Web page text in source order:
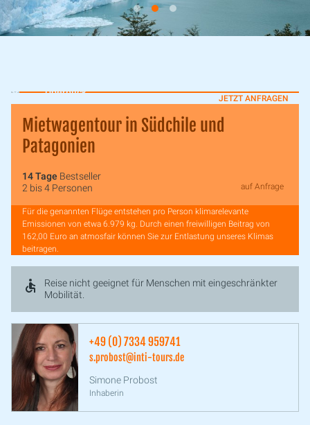
Überblick
JETZT ANFRAGEN
Mietwagentour in Südchile und
Patagonien
14 Tage Bestseller
2 bis 4 Personen
auf Anfrage
Für die genannten Flüge entstehen pro Person klimarelevante
Emissionen von etwa 6.979 kg. Durch einen freiwilligen Beitrag von
162,00 Euro an atmosfair können Sie zur Entlastung unseres Klimas
beitragen.
Reise nicht geeignet für Menschen mit eingeschränkter
Mobilität.
+49 (0) 7334 959741
s.probost@inti-tours.de
Simone Probost
Inhaberin